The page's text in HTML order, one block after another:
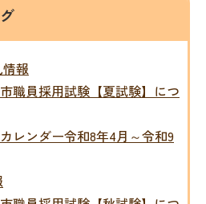
報
職員採用試験【夏試験】につ
レンダー令和8年4月～令和9